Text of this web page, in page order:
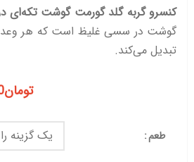
کنسرو گربه گلد گورمت گوشت
گوشت در سسی غلیظ است که هر وعده
تبدیل می‌کند.
تومان
طعم